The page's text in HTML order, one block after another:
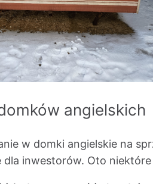
angielskich
w domki angielskie na
dla inwestorów. Oto